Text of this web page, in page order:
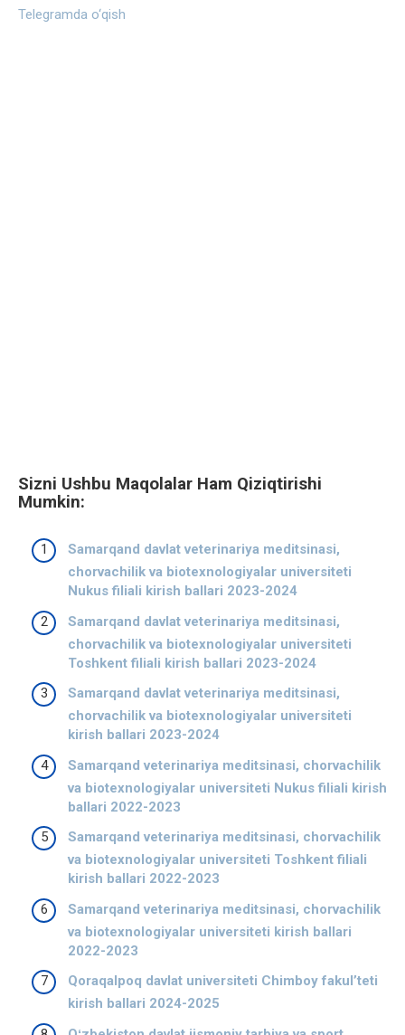
Telegramda o‘qish
Sizni Ushbu Maqolalar Ham Qiziqtirishi
Mumkin:
Samarqand davlat veterinariya meditsinasi,
chorvachilik va biotexnologiyalar universiteti
Nukus filiali kirish ballari 2023-2024
Samarqand davlat veterinariya meditsinasi,
chorvachilik va biotexnologiyalar universiteti
Toshkent filiali kirish ballari 2023-2024
Samarqand davlat veterinariya meditsinasi,
chorvachilik va biotexnologiyalar universiteti
kirish ballari 2023-2024
Samarqand veterinariya meditsinasi, chorvachilik
va biotexnologiyalar universiteti Nukus filiali kirish
ballari 2022-2023
Samarqand veterinariya meditsinasi, chorvachilik
va biotexnologiyalar universiteti Toshkent filiali
kirish ballari 2022-2023
Samarqand veterinariya meditsinasi, chorvachilik
va biotexnologiyalar universiteti kirish ballari
2022-2023
Qoraqalpoq davlat universiteti Chimboy fakulʼteti
kirish ballari 2024-2025